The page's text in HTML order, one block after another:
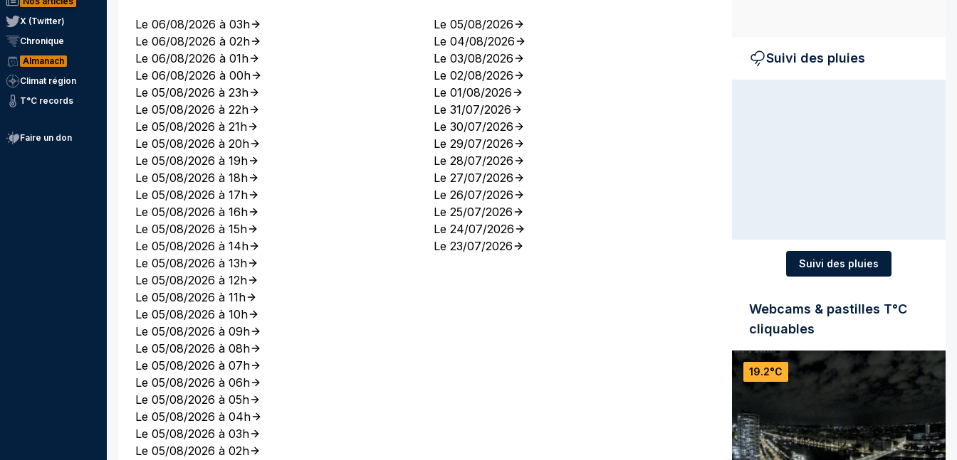
X (Twitter)
Chronique
Almanach
Climat région
T°C records
Faire un don
Le 06/08/2026 à 03h
Le 06/08/2026 à 02h
Le 06/08/2026 à 01h
Le 06/08/2026 à 00h
Le 05/08/2026 à 23h
Le 05/08/2026 à 22h
Le 05/08/2026 à 21h
Le 05/08/2026 à 20h
Le 05/08/2026 à 19h
Le 05/08/2026 à 18h
Le 05/08/2026 à 17h
Le 05/08/2026 à 16h
Le 05/08/2026 à 15h
Le 05/08/2026 à 14h
Le 05/08/2026 à 13h
Le 05/08/2026 à 12h
Le 05/08/2026 à 11h
Le 05/08/2026 à 10h
Le 05/08/2026 à 09h
Le 05/08/2026 à 08h
Le 05/08/2026 à 07h
Le 05/08/2026 à 06h
Le 05/08/2026 à 05h
Le 05/08/2026 à 04h
Le 05/08/2026 à 03h
Le 05/08/2026 à 02h
Le 05/08/2026
Le 04/08/2026
Le 03/08/2026
Le 02/08/2026
Le 01/08/2026
Le 31/07/2026
Le 30/07/2026
Le 29/07/2026
Le 28/07/2026
Le 27/07/2026
Le 26/07/2026
Le 25/07/2026
Le 24/07/2026
Le 23/07/2026
Suivi des pluies
Suivi des pluies
Webcams & pastilles T°C
cliquables
19.2°C